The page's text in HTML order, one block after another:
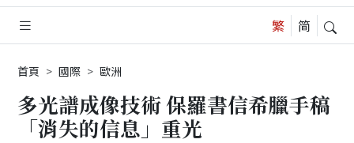
首頁 國際 歐洲
多光譜成像技術 保羅書信希臘手稿
「消失的信息」重光